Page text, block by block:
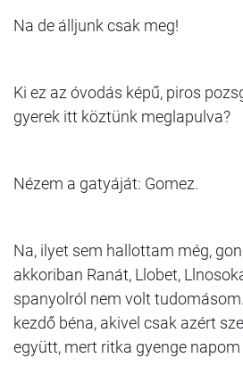
Na de álljunk csak meg!
Ki ez az óvodás képű, piros
gyerek itt köztünk meglapulva?
Nézem a gatyáját: Gomez.
Na, ilyet sem hallottam még,
akkoriban Ranát, Llobet,
spanyolról nem volt
kezdő béna, akivel csak azért
együtt, mert ritka gyenge